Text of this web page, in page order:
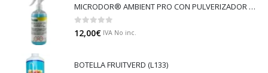
MICRODOR® AMBIENT PRO CON PULVERIZADOR (LB08)
0 out of 5
12,00€ IVA No inc.
BOTELLA FRUITVERD (L133)